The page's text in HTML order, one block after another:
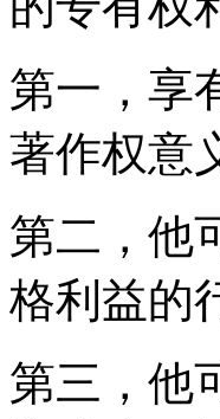
第一，享
著作权意
第二，他
格利益的
第三，他